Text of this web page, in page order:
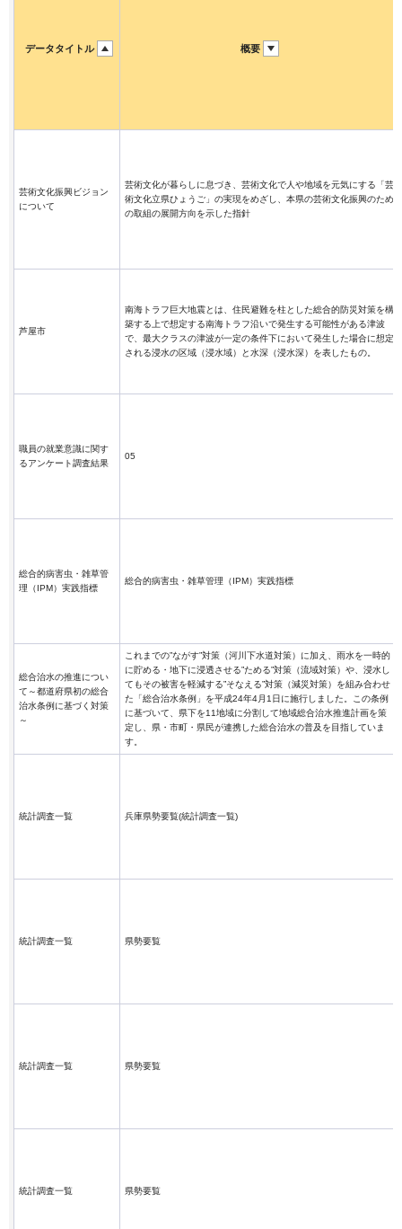
データタイトル 概要
芸術文化振興ビジョン
について
芸術文化が暮らしに息づき、芸術文化で人や地域を元気にする「芸
術文化立県ひょうご」の実現をめざし、本県の芸術文化振興のため
の取組の展開方向を示した指針
芦屋市
南海トラフ巨大地震とは、住民避難を柱とした総合的防災対策を構
築する上で想定する南海トラフ沿いで発生する可能性がある津波
で、最大クラスの津波が一定の条件下において発生した場合に想定
される浸水の区域（浸水域）と水深（浸水深）を表したもの。
職員の就業意識に関す
るアンケート調査結果
05
総合的病害虫・雑草管
理（IPM）実践指標
総合的病害虫・雑草管理（IPM）実践指標
総合治水の推進につい
て～都道府県初の総合
治水条例に基づく対策
～
これまでの”ながす”対策（河川下水道対策）に加え、雨水を一時的
に貯める・地下に浸透させる”ためる”対策（流域対策）や、浸水し
てもその被害を軽減する”そなえる”対策（減災対策）を組み合わせ
た「総合治水条例」を平成24年4月1日に施行しました。この条例
に基づいて、県下を11地域に分割して地域総合治水推進計画を策
定し、県・市町・県民が連携した総合治水の普及を目指していま
す。
統計調査一覧 兵庫県勢要覧(統計調査一覧)
統計調査一覧 県勢要覧
統計調査一覧 県勢要覧
統計調査一覧 県勢要覧